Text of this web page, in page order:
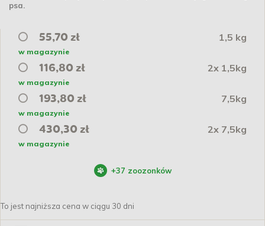
psa.
55,70 zł 1,5 kg
w magazynie
116,80 zł 2x 1,5kg
w magazynie
193,80 zł 7,5kg
w magazynie
430,30 zł 2x 7,5kg
w magazynie
+37 zoozonków
To jest najniższa cena w ciągu 30 dni